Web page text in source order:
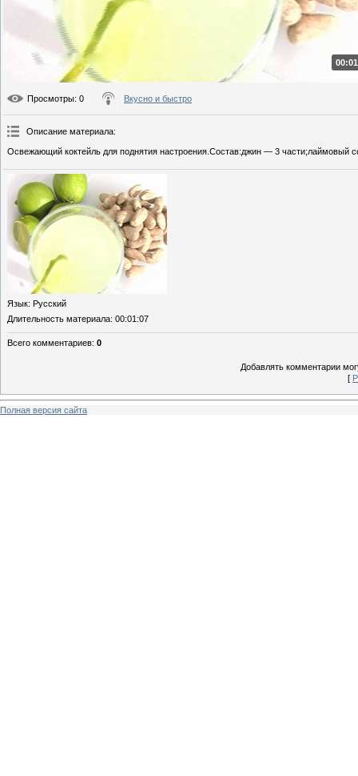
Просмотры: 0 Вкусно и быстро
Описание материала:
Освежающий коктейль для поднятия настроения.Состав:джин — 3 части;лаймовый
Язык: Русский
Длительность материала: 00:01:07
Всего комментариев: 0
Добавлять комментарии
[
Полная версия сайта